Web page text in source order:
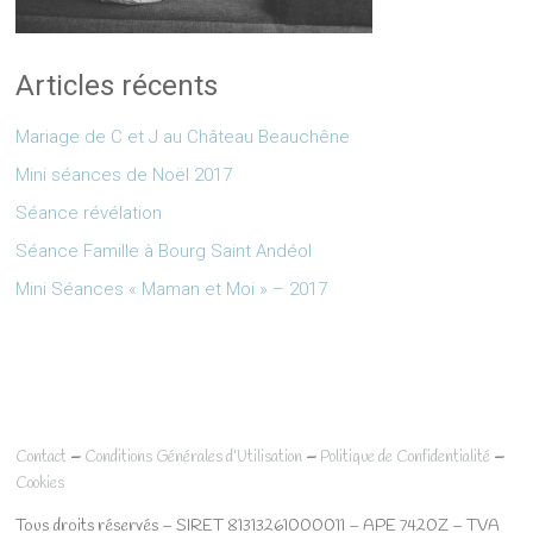
Articles récents
Mariage de C et J au Château Beauchêne
Mini séances de Noël 2017
Séance révélation
Séance Famille à Bourg Saint Andéol
Mini Séances « Maman et Moi » – 2017
Contact – Conditions Générales d’Utilisation – Politique de Confidentialité –
Cookies
Tous droits réservés – SIRET 81313261000011 – APE 7420Z – TVA